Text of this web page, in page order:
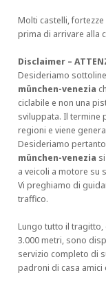
Molti castelli,
prima di arrivare alla
Disclaimer –
Desideriamo
münchen-venezia
ciclabile e non una
sviluppata. Il termine
regioni e viene
Desideriamo
münchen-venezia
a veicoli a motore su
Vi preghiamo di
traffico.
Lungo tutto il
3.000 metri, sono
servizio completo di
padroni di casa amici